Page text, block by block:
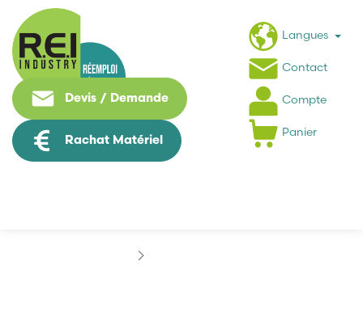
Devis / Demande
Rachat Matériel
Langues
Contact
Compte
Panier